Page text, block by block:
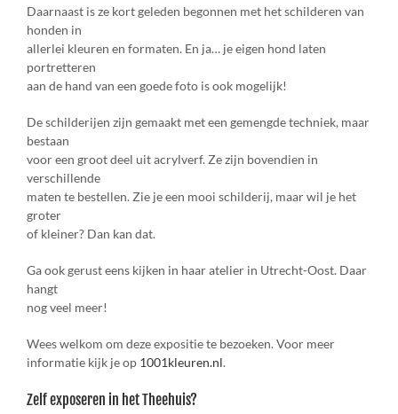
Daarnaast is ze kort geleden begonnen met het schilderen van
honden in
allerlei kleuren en formaten. En ja… je eigen hond laten
portretteren
aan de hand van een goede foto is ook mogelijk!
De schilderijen zijn gemaakt met een gemengde techniek, maar
bestaan
voor een groot deel uit acrylverf. Ze zijn bovendien in
verschillende
maten te bestellen. Zie je een mooi schilderij, maar wil je het
groter
of kleiner? Dan kan dat.
Ga ook gerust eens kijken in haar atelier in Utrecht-Oost. Daar
hangt
nog veel meer!
Wees welkom om deze expositie te bezoeken. Voor meer
informatie kijk je op 1001kleuren.nl.
Zelf exposeren in het Theehuis?